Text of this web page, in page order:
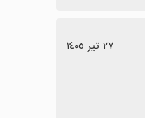
٢٧ تیر ١٤٠٥